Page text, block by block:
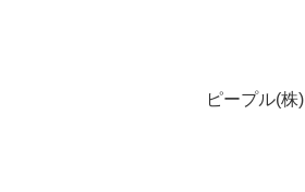
ピープル(株)